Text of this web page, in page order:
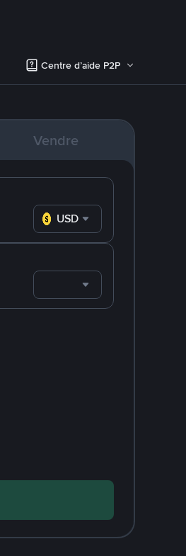
Centre d’aide P2P
Vendre
USD